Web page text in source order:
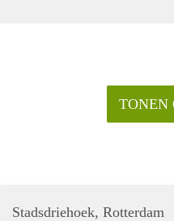
TONEN
Stadsdriehoek, Rotterdam